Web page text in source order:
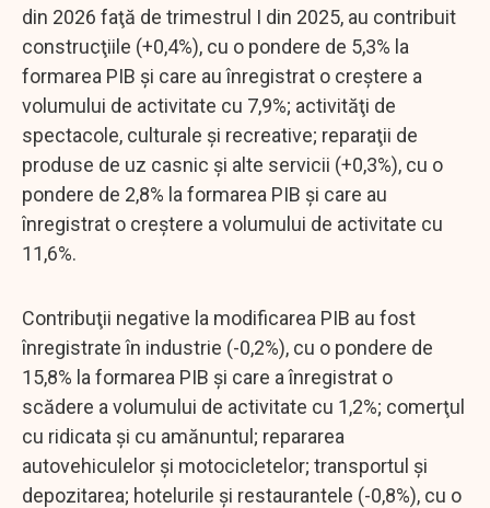
din 2026 faţă de trimestrul I din 2025, au contribuit
construcţiile (+0,4%), cu o pondere de 5,3% la
formarea PIB şi care au înregistrat o creştere a
volumului de activitate cu 7,9%; activităţi de
spectacole, culturale şi recreative; reparaţii de
produse de uz casnic şi alte servicii (+0,3%), cu o
pondere de 2,8% la formarea PIB şi care au
înregistrat o creştere a volumului de activitate cu
11,6%.
Contribuţii negative la modificarea PIB au fost
înregistrate în industrie (-0,2%), cu o pondere de
15,8% la formarea PIB şi care a înregistrat o
scădere a volumului de activitate cu 1,2%; comerţul
cu ridicata şi cu amănuntul; repararea
autovehiculelor şi motocicletelor; transportul şi
depozitarea; hotelurile şi restaurantele (-0,8%), cu o